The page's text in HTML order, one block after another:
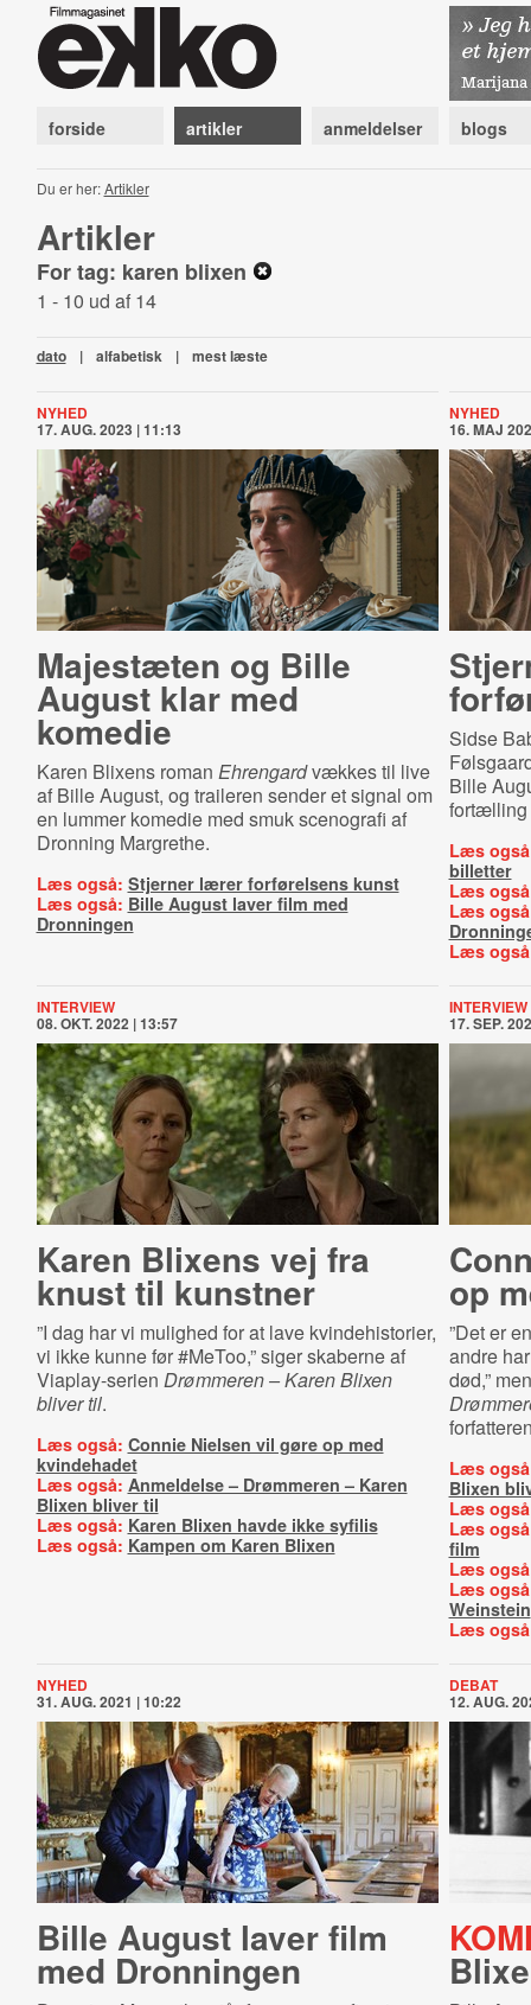
forside artikler anmeldelser blogs
Du er her:Artikler
Artikler
For tag: karen blixen
1 - 10 ud af 14
dato | alfabetisk | mest læste
NYHED
17. AUG. 2023 | 11:13
Majestæten og Bille
August klar med
komedie
Karen Blixens roman Ehrengardvækkes til live
af Bille August, og traileren sender et signal om
en lummer komedie med smuk scenografi af
Dronning Margrethe.
Læs også: Stjerner lærer forførelsens kunst
Læs også: Bille August laver film med
Dronningen
NYHED
16. MAJ
Sidse
Bille
fortælling
Læs
billetter
Læs
Læs
Læs
INTERVIEW
08. OKT. 2022 | 13:57
Karen Blixens vej fra
knust til kunstner
”I dag har vi mulighed for at lave kvindehistorier,
vi ikke kunne før #MeToo,” siger skaberne af
Viaplay-serien Drømmeren – Karen Blixen
bliver til.
Læs også: Connie Nielsen vil gøre op med
kvindehadet
Læs også: Anmeldelse – Drømmeren – Karen
Blixen bliver til
Læs også: Karen Blixen havde ikke syfilis
Læs også: Kampen om Karen Blixen
INTERVIEW
17. SEP.
op
”Det er
andre
død,”
Læs
Blixen
Læs
Læs
film
Læs
Læs
Weinstein
Læs
NYHED
31. AUG. 2021 | 10:22
Bille August laver film
med Dronningen
DEBAT
12. AUG.